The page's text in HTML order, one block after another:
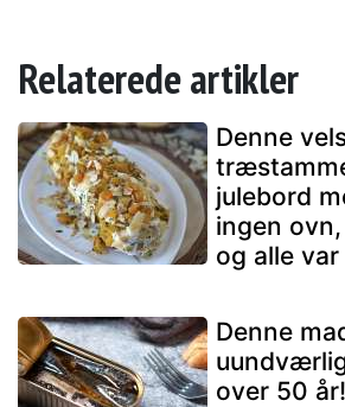
Relaterede artikler
Denne
julebord
ingen
og alle
Denne
over 50 år!